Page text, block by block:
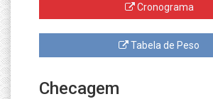
Cronograma
Tabela de Peso
Checagem